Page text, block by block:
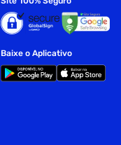
Baixe o Aplicativo